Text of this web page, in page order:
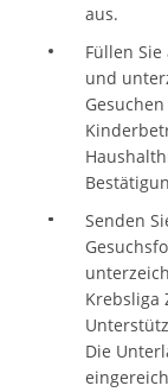
aus.
Füllen
und
Senden
Krebsliga
Die